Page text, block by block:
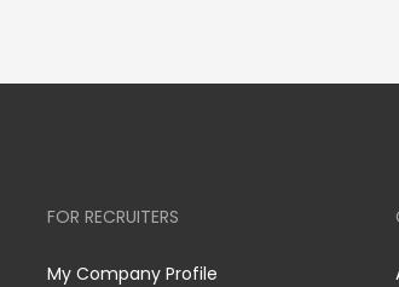
FOR RECRUITERS
My Company Profile